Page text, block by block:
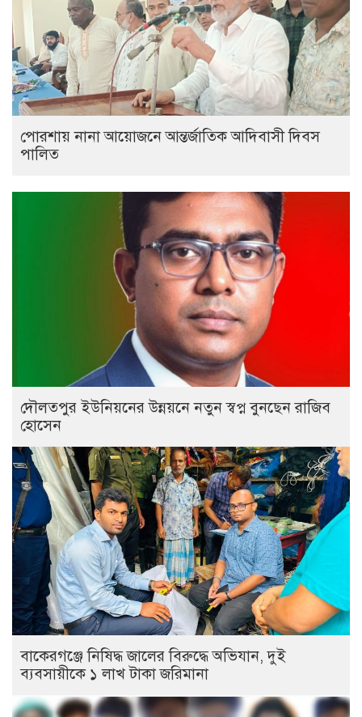
পোরশায় নানা আয়োজনে আন্তর্জাতিক আদিবাসী দিবস
পালিত
দৌলতপুর ইউনিয়নের উন্নয়নে নতুন স্বপ্ন বুনছেন রাজিব
হোসেন
বাকেরগঞ্জে নিষিদ্ধ জালের বিরুদ্ধে অভিযান, দুই
ব্যবসায়ীকে ১ লাখ টাকা জরিমানা